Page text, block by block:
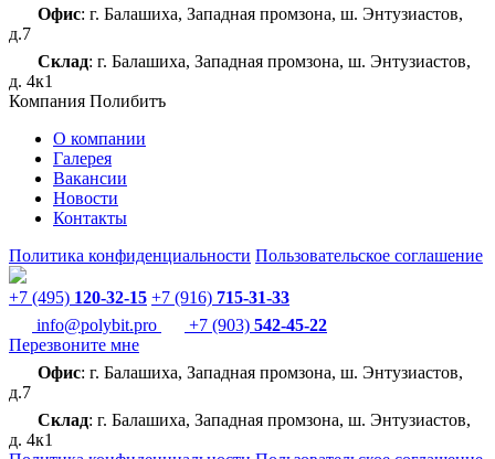
Офис: г. Балашиха, Западная промзона, ш. Энтузиастов,
д.7
Склад: г. Балашиха, Западная промзона, ш. Энтузиастов,
д. 4к1
Компания Полибитъ
О компании
Галерея
Вакансии
Новости
Контакты
Политика конфиденциальности Пользовательское соглашение
+7 (495) 120-32-15 +7 (916) 715-31-33
info@polybit.pro
+7 (903) 542-45-22
Перезвоните мне
Офис: г. Балашиха, Западная промзона, ш. Энтузиастов,
д.7
Склад: г. Балашиха, Западная промзона, ш. Энтузиастов,
д. 4к1